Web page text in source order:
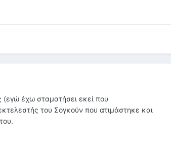
(εγώ έχω σταματήσει εκεί που
του Σογκούν που ατιμάστηκε και